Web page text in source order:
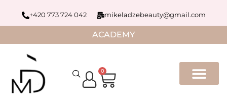
+420 773 724 042 mikeladzebeauty@gmail.com
ACADEMY
0